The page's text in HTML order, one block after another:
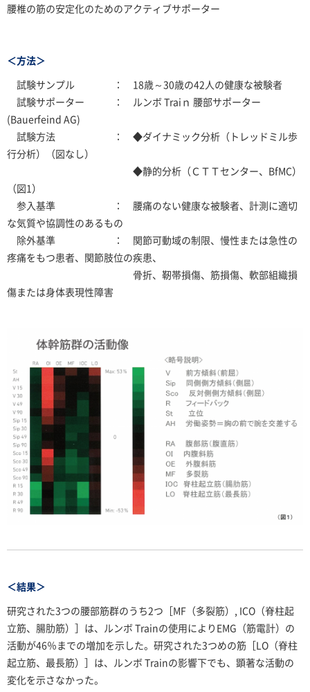
腰椎の筋の安定化のためのアクティブサポーター
＜方法＞
試験サンプル ： 18歳～30歳の42人の健康な被験者
試験サポーター ： ルンボ Traiｎ 腰部サポーター
(Bauerfeind AG)
試験方法 ： ◆ダイナミック分析（トレッドミル歩
行分析）（図なし）
◆静的分析（ＣＴＴセンター、BfMC）
（図1）
参入基準 ： 腰痛のない健康な被験者、計測に適切
な気質や協調性のあるもの
除外基準 ： 関節可動域の制限、慢性または急性の
疼痛をもつ患者、関節肢位の疾患、
骨折、靭帯損傷、筋損傷、軟部組織損
傷または身体表現性障害
＜結果＞
研究された3つの腰部筋群のうち2つ［MF（多裂筋）, ICO（脊柱起
立筋、腸肋筋）］は、ルンボ Trainの使用によりEMG（筋電計）の
活動が46％までの増加を示した。研究された3つめの筋［LO（脊柱
起立筋、最長筋）］は、ルンボ Trainの影響下でも、顕著な活動の
変化を示さなかった。